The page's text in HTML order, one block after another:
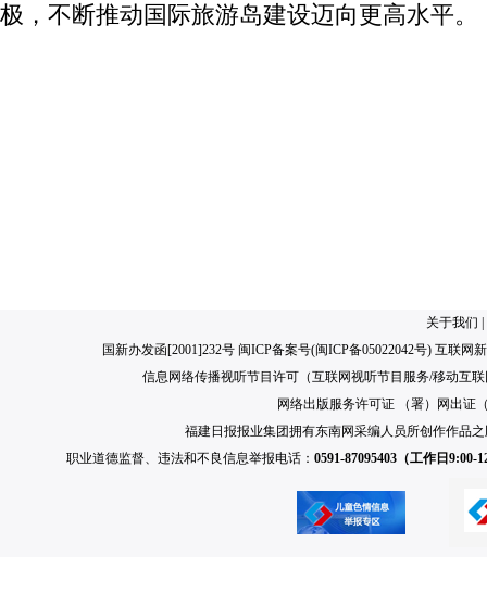
极，不断推动国际旅游岛建设迈向更高水平。
关于我们
国新办发函[2001]232号 闽ICP备案号(闽ICP备05022042号) 互联网
信息网络传播视听节目许可（互联网视听节目服务/移动互
网络出版服务许可证 （署）网出证
福建日报报业集团拥有东南网采编人员所创作作品
职业道德监督、违法和不良信息举报电话： 0591-87095403（工作日9:00-